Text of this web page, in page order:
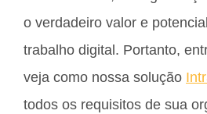
o verdadeiro valor e
trabalho digital. Portanto,
veja como nossa solução
todos os requisitos de sua